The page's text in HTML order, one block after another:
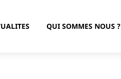
QUI SOMMES NOUS ?